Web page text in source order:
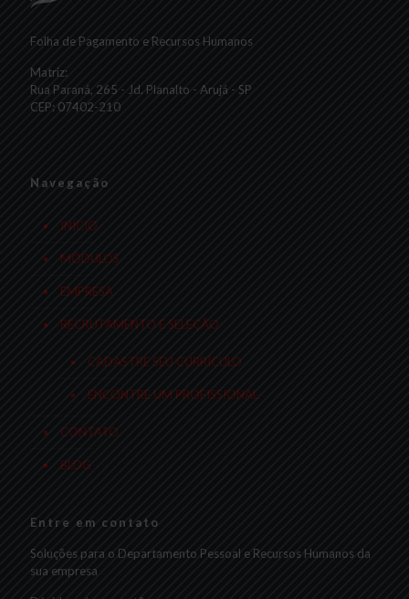
Folha de Pagamento e Recursos Humanos
Matriz:
Rua Paraná, 265 - Jd. Planalto - Arujá - SP
CEP: 07402-210
Navegação
INÍCIO
MÓDULOS
EMPRESA
RECRUTAMENTO E SELEÇÃO
CADASTRE SEU CURRÍCULO
ENCONTRE UM PROFISSIONAL
CONTATO
BLOG
Entre em contato
Soluções para o Departamento Pessoal e Recursos Humanos da
sua empresa